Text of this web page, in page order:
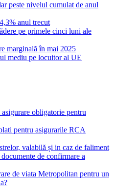
peste nivelul cumulat de anul
anul trecut
pe primele cinci luni ale
marginală în mai 2025
mediu pe locuitor al UE
obligatorie pentru
pentru asigurarile RCA
valabilă și in caz de faliment
de confirmare a
de viata Metropolitan pentru un